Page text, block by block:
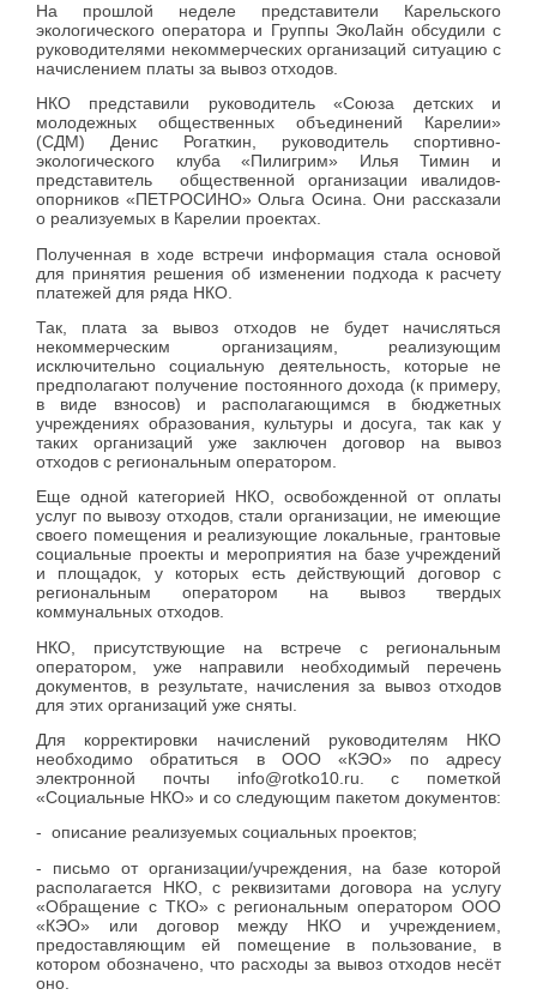
На прошлой неделе представители Карельского
экологического оператора и Группы ЭкоЛайн обсудили с
руководителями некоммерческих организаций ситуацию с
начислением платы за вывоз отходов.
НКО представили руководитель «Союза детских и
молодежных общественных объединений Карелии»
(СДМ) Денис Рогаткин, руководитель спортивно-
экологического клуба «Пилигрим» Илья Тимин и
представитель общественной организации ивалидов-
опорников «ПЕТРОСИНО» Ольга Осина. Они рассказали
о реализуемых в Карелии проектах.
Полученная в ходе встречи информация стала основой
для принятия решения об изменении подхода к расчету
платежей для ряда НКО.
Так, плата за вывоз отходов не будет начисляться
некоммерческим организациям, реализующим
исключительно социальную деятельность, которые не
предполагают получение постоянного дохода (к примеру,
в виде взносов) и располагающимся в бюджетных
учреждениях образования, культуры и досуга, так как у
таких организаций уже заключен договор на вывоз
отходов с региональным оператором.
Еще одной категорией НКО, освобожденной от оплаты
услуг по вывозу отходов, стали организации, не имеющие
своего помещения и реализующие локальные, грантовые
социальные проекты и мероприятия на базе учреждений
и площадок, у которых есть действующий договор с
региональным оператором на вывоз твердых
коммунальных отходов.
НКО, присутствующие на встрече с региональным
оператором, уже направили необходимый перечень
документов, в результате, начисления за вывоз отходов
для этих организаций уже сняты.
Для корректировки начислений руководителям НКО
необходимо обратиться в ООО «КЭО» по адресу
электронной почты info@rotko10.ru. с пометкой
«Социальные НКО» и со следующим пакетом документов:
- описание реализуемых социальных проектов;
- письмо от организации/учреждения, на базе которой
располагается НКО, с реквизитами договора на услугу
«Обращение с ТКО» с региональным оператором ООО
«КЭО» или договор между НКО и учреждением,
предоставляющим ей помещение в пользование, в
котором обозначено, что расходы за вывоз отходов несёт
оно.